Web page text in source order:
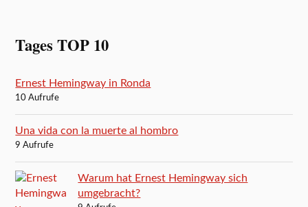
Tages TOP 10
Ernest Hemingway in Ronda
10 Aufrufe
Una vida con la muerte al hombro
9 Aufrufe
Warum hat Ernest Hemingway sich
umgebracht?